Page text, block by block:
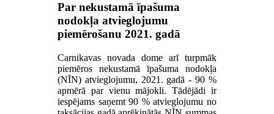
Par nekustamā īpašuma
nodokļa atvieglojumu
piemērošanu 2021. gadā
Carnikavas novada dome arī turpmāk
piemēros nekustamā īpašuma nodokļa
(NĪN) atvieglojumu, 2021. gadā - 90 %
apmērā par vienu mājokli. Tādējādi ir
iespējams saņemt 90 % atvieglojumu no